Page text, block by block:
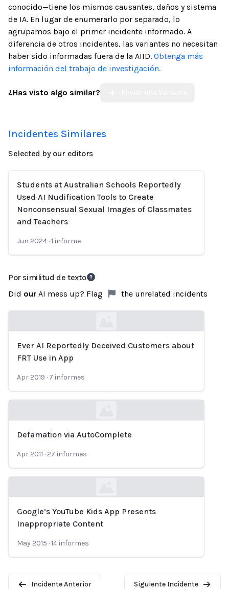
conocido—tiene los mismos causantes, daños y sistema
de IA. En lugar de enumerarlo por separado, lo
agrupamos bajo el primer incidente informado. A
diferencia de otros incidentes, las variantes no necesitan
haber sido informadas fuera de la AIID. Obtenga más
información del trabajo de investigación.
¿Has visto algo similar?
Incidentes Similares
Selected by our editors
Students at Australian Schools Reportedly
Used AI Nudification Tools to Create
Nonconsensual Sexual Images of Classmates
and Teachers
Jun 2024 ·1 informe
Por similitud de texto
Did our AI mess up? Flag the unrelated incidents
Loading...
Ever AI Reportedly Deceived Customers about
FRT Use in App
Apr 2019 · 7 informes
Defamation via AutoComplete
Apr 2011 · 27 informes
Loading...
Google’s YouTube Kids App Presents
Inappropriate Content
May 2015 ·14 informes
Incidente Anterior Siguiente Incidente